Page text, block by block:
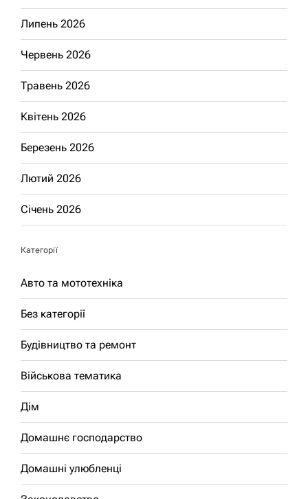
Липень 2026
Червень 2026
Травень 2026
Квітень 2026
Березень 2026
Лютий 2026
Січень 2026
Категорії
Авто та мототехніка
Без категорії
Будівництво та ремонт
Військова тематика
Дім
Домашнє господарство
Домашні улюбленці